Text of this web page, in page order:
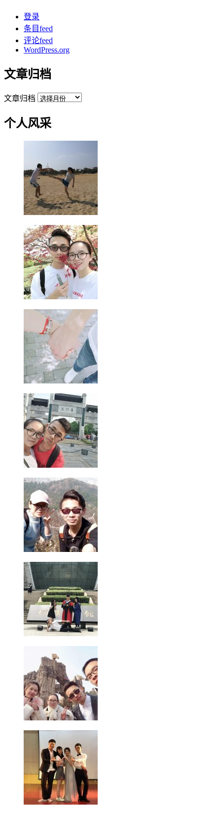
登录
条目feed
评论feed
WordPress.org
文章归档
文章归档
个人风采